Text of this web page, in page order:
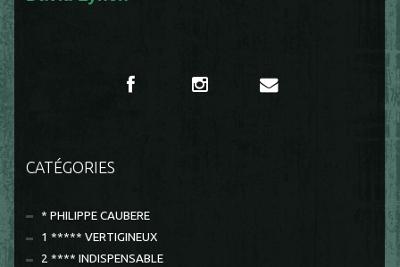
CATÉGORIES
* PHILIPPE CAUBERE
1 ***** VERTIGINEUX
2 **** INDISPENSABLE